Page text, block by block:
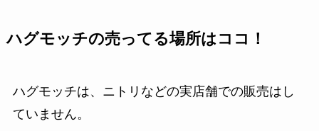
ハグモッチの売ってる場所はココ！
ハグモッチは、ニトリなどの実店舗での販売はし
ていません。